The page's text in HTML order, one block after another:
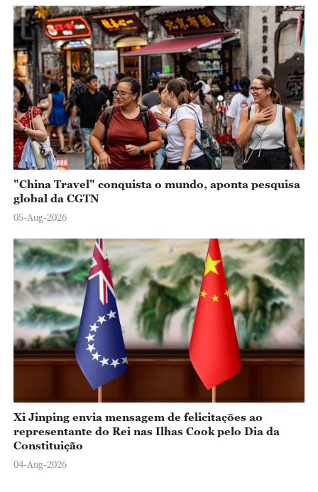
"China Travel" conquista o mundo, aponta pesquisa
global da CGTN
05-Aug-2026
Xi Jinping envia mensagem de felicitações ao
representante do Rei nas Ilhas Cook pelo Dia da
Constituição
04-Aug-2026